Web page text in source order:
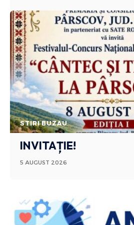
STIRI BUZAU
INVITAȚIE!
5 AUGUST 2026